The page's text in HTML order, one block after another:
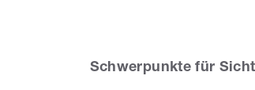
Schwerpunkte für